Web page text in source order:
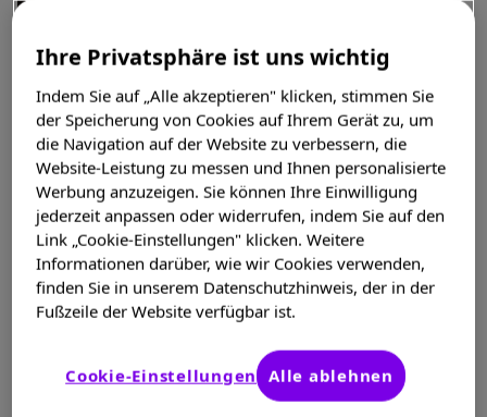
Als Kind habe ich meinen Vater nicht als
„krank“ wahrgenommen. Zwar konnten wir
nicht gemeinsam einen Marathon laufen
Ihre Privatsphäre ist uns wichtig
Indem Sie auf „Alle akzeptieren" klicken, stimmen Sie
der Speicherung von Cookies auf Ihrem Gerät zu, um
die Navigation auf der Website zu verbessern, die
Website-Leistung zu messen und Ihnen personalisierte
Werbung anzuzeigen. Sie können Ihre Einwilligung
jederzeit anpassen oder widerrufen, indem Sie auf den
Link „Cookie-Einstellungen" klicken. Weitere
Informationen darüber, wie wir Cookies verwenden,
finden Sie in unserem Datenschutzhinweis, der in der
Fußzeile der Website verfügbar ist.
Cookie-Einstellungen Alle ablehnen